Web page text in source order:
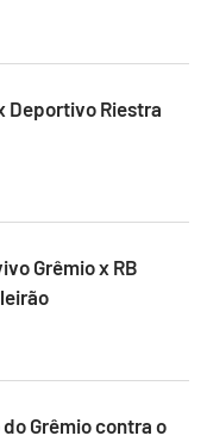
Deportivo Riestra
Grêmio x RB
Grêmio contra o